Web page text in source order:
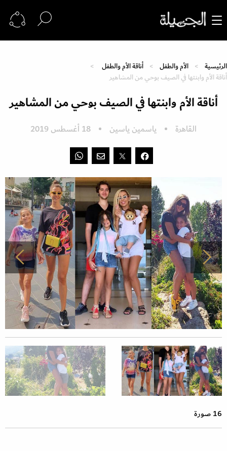
الرئيسية الأم والطفل
أناقة الأم والطفل
أناقة الأم وابنتها في الصيف بوحي من المشاهير
أناقة الأم وابنتها في الصيف بوحي من المشاهير
القاهرة ياسمين ياسين 18 أغسطس 2019
16 صورة